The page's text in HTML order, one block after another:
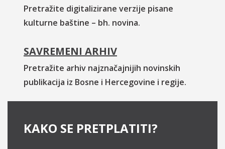
Pretražite digitalizirane verzije pisane
kulturne baštine – bh. novina.
SAVREMENI ARHIV
Pretražite arhiv najznačajnijih novinskih
publikacija iz Bosne i Hercegovine i regije.
KAKO SE PRETPLATITI?